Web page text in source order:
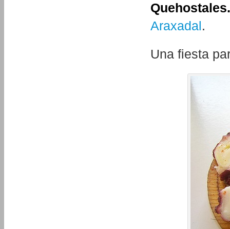
Araxadal.
Una fiesta